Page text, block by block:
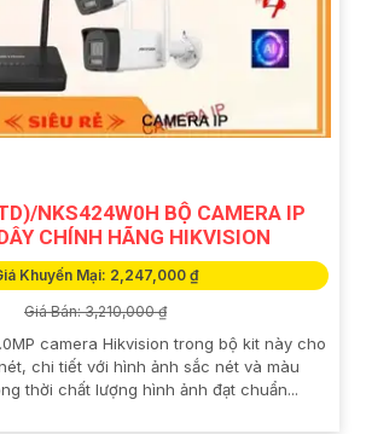
NKS424W0H BỘ CAMERA IP
CHÍNH HÃNG HIKVISION
Khuyến Mại: 2,247,000 ₫
Giá Bán: 3,210,000 ₫
camera Hikvision trong bộ kit này cho
chi tiết với hình ảnh sắc nét và màu
thời chất lượng hình ảnh đạt chuẩn...